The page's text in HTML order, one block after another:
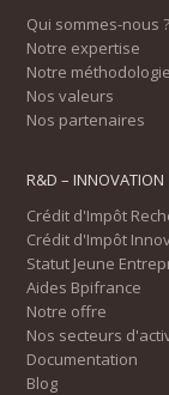
Qui sommes-nous ?
Notre expertise
Notre méthodologie
Nos valeurs
Nos partenaires
R&D – INNOVATION
Crédit d'Impôt
Crédit d'Impôt
Statut Jeune
Aides Bpifrance
Notre offre
Nos secteurs
Documentation
Blog